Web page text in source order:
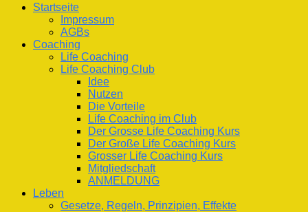
Startseite
Impressum
AGBs
Coaching
Life Coaching
Life Coaching Club
Idee
Nutzen
Die Vorteile
Life Coaching im Club
Der Grosse Life Coaching Kurs
Der Große Life Coaching Kurs
Grosser Life Coaching Kurs
Mitgliedschaft
ANMELDUNG
Leben
Gesetze, Regeln, Prinzipien, Effekte